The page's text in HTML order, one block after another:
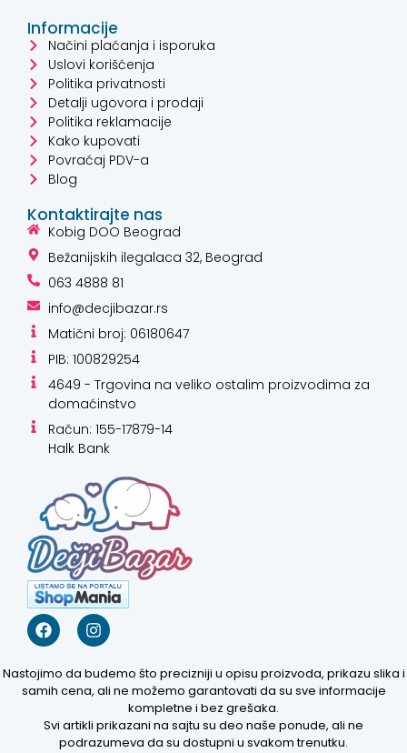
Informacije
Načini plaćanja i isporuka
Uslovi korišćenja
Politika privatnosti
Detalji ugovora i prodaji
Politika reklamacije
Kako kupovati
Povraćaj PDV-a
Blog
Kontaktirajte nas
Kobig DOO Beograd
Bežanijskih ilegalaca 32, Beograd
063 4888 81
info@decjibazar.rs
Matični broj: 06180647
PIB: 100829254
4649 - Trgovina na veliko ostalim proizvodima za
domaćinstvo
Račun: 155-17879-14
Halk Bank
Nastojimo da budemo što precizniji u opisu proizvoda, prikazu slika i
samih cena, ali ne možemo garantovati da su sve informacije
kompletne i bez grešaka.
Svi artikli prikazani na sajtu su deo naše ponude, ali ne
podrazumeva da su dostupni u svakom trenutku.